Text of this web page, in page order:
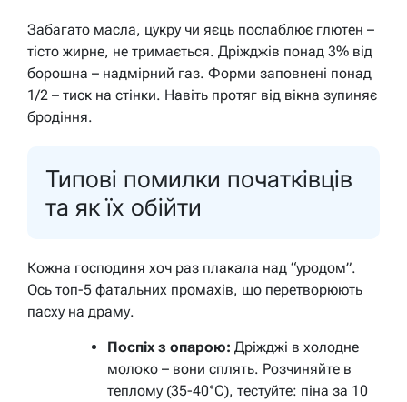
Забагато масла, цукру чи яєць послаблює глютен –
тісто жирне, не тримається. Дріжджів понад 3% від
борошна – надмірний газ. Форми заповнені понад
1/2 – тиск на стінки. Навіть протяг від вікна зупиняє
бродіння.
Типові помилки початківців
та як їх обійти
Кожна господиня хоч раз плакала над “уродом”.
Ось топ-5 фатальних промахів, що перетворюють
пасху на драму.
Поспіх з опарою: Дріжджі в холодне
молоко – вони сплять. Розчиняйте в
теплому (35-40°C), тестуйте: піна за 10